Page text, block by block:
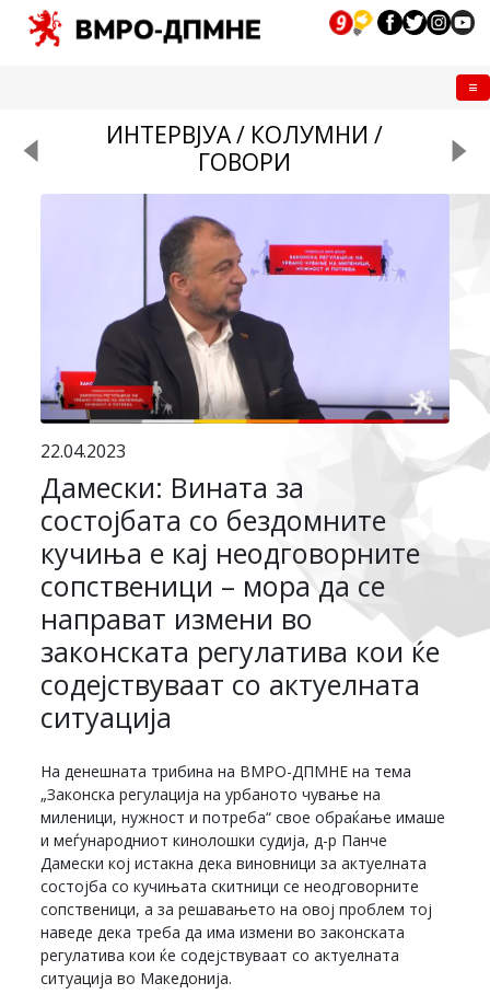
ИНТЕРВЈУА / КОЛУМНИ /
ГОВОРИ
22.04.2023
Дамески: Вината за
состојбата со бездомните
кучиња е кај неодговорните
сопственици – мора да се
направат измени во
законската регулатива кои ќе
содејствуваат со актуелната
ситуација
На денешната трибина на ВМРО-ДПМНЕ на тема
„Законска регулација на урбаното чување на
миленици, нужност и потреба“ свое обраќање имаше
и меѓународниот кинолошки судија, д-р Панче
Дамески кој истакна дека виновници за актуелната
состојба со кучињата скитници се неодговорните
сопственици, а за решавањето на овој проблем тој
наведе дека треба да има измени во законската
регулатива кои ќе содејствуваат со актуелната
ситуација во Македонија.